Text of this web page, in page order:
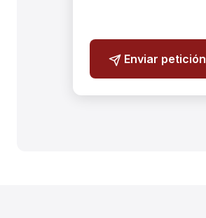
are a
human,
ignore
Enviar petición